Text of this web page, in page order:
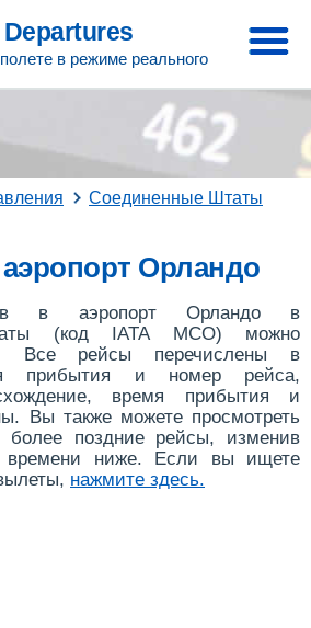
в режиме реального
Соединенные Штаты
Орландо
в аэропорт Орландо в
(код IATA MCO) можно
Все рейсы перечислены в
прибытия и номер рейса,
время прибытия и
Вы также можете просмотреть
поздние рейсы, изменив
времени ниже. Если вы ищете
нажмите здесь.